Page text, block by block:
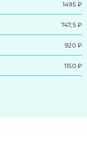
1495 ₽
747,5 ₽
920 ₽
1150 ₽